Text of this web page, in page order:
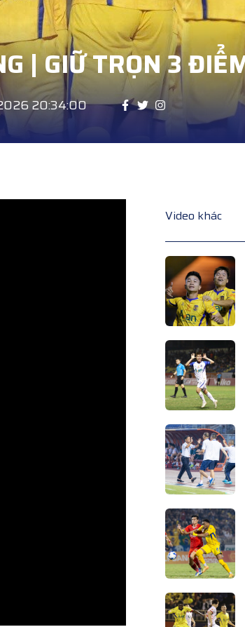
| GIỮ TRỌN 3
20:34:00
Video khác